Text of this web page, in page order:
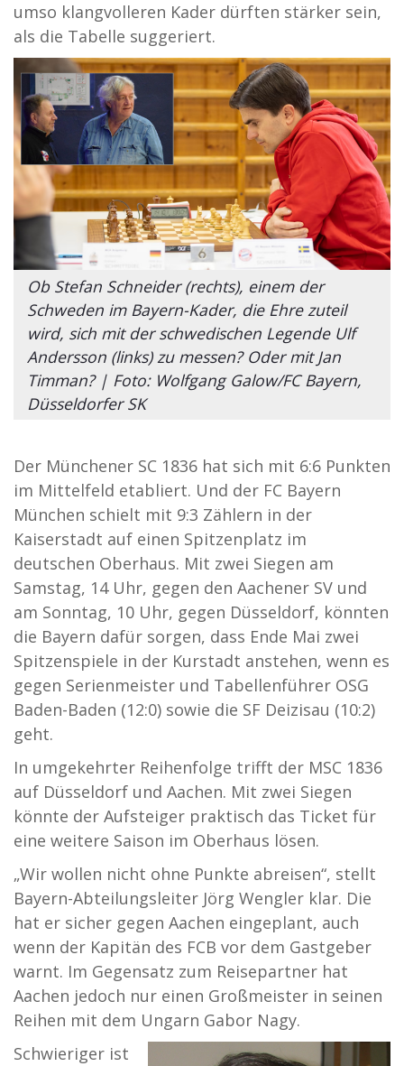
umso klangvolleren Kader dürften stärker sein,
als die Tabelle suggeriert.
Ob Stefan Schneider (rechts), einem der
Schweden im Bayern-Kader, die Ehre zuteil
wird, sich mit der schwedischen Legende Ulf
Andersson (links) zu messen? Oder mit Jan
Timman? | Foto: Wolfgang Galow/FC Bayern,
Düsseldorfer SK
Der Münchener SC 1836 hat sich mit 6:6 Punkten
im Mittelfeld etabliert. Und der FC Bayern
München schielt mit 9:3 Zählern in der
Kaiserstadt auf einen Spitzenplatz im
deutschen Oberhaus. Mit zwei Siegen am
Samstag, 14 Uhr, gegen den Aachener SV und
am Sonntag, 10 Uhr, gegen Düsseldorf, könnten
die Bayern dafür sorgen, dass Ende Mai zwei
Spitzenspiele in der Kurstadt anstehen, wenn es
gegen Serienmeister und Tabellenführer OSG
Baden-Baden (12:0) sowie die SF Deizisau (10:2)
geht.
In umgekehrter Reihenfolge trifft der MSC 1836
auf Düsseldorf und Aachen. Mit zwei Siegen
könnte der Aufsteiger praktisch das Ticket für
eine weitere Saison im Oberhaus lösen.
„Wir wollen nicht ohne Punkte abreisen“, stellt
Bayern-Abteilungsleiter Jörg Wengler klar. Die
hat er sicher gegen Aachen eingeplant, auch
wenn der Kapitän des FCB vor dem Gastgeber
warnt. Im Gegensatz zum Reisepartner hat
Aachen jedoch nur einen Großmeister in seinen
Reihen mit dem Ungarn Gabor Nagy.
Schwieriger ist